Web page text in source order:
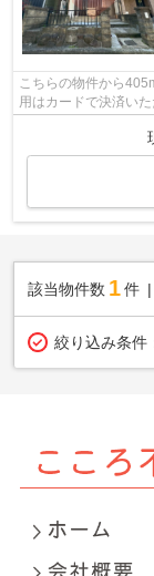
こちらの物件から
用はカードで決済い
らです。堺市中区や
該当物件数 1件
絞り込み条件